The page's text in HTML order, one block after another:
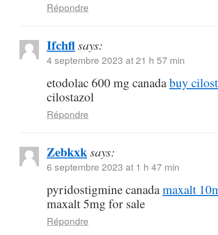
Répondre
Ifchflsays:
4 septembre 2023 at 21 h 57 min
etodolac 600 mg canadabuy
cilostazol
Répondre
Zebkxksays:
6 septembre 2023 at 1 h 47 min
pyridostigmine canadamaxalt
maxalt 5mg for sale
Répondre